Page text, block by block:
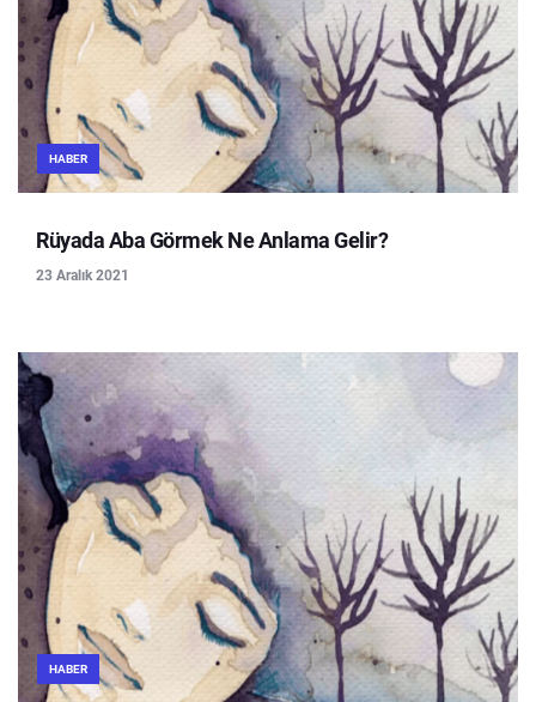
HABER
Rüyada Aba Görmek Ne Anlama Gelir?
23 Aralık 2021
HABER